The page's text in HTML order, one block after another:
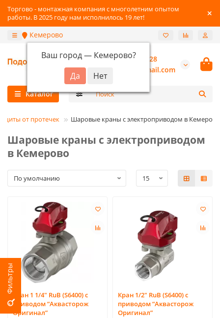
Торгово - монтажная компания с многолетним опытом
работы. В 2025 году нам исполнилось 19 лет!
Кемерово
Ваш город — Кемерово?
+7-3842-216-528
burannsk@gmail.com
Каталог
от протечек Шаровые краны с электроприводом в Кемерово
Шаровые краны с электроприводом
в Кемерово
Кран 1 1/4″ RuB (S6400) с
приводом “Аквасторож
Оригинал”
Кран 1/2″ RuB (S6400) c
приводом “Аквасторож
Оригинал”